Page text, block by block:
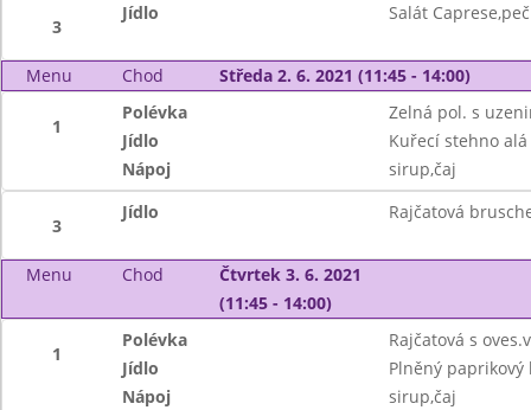
3
Jídlo Salát
Menu Chod Středa 2. 6. 2021 (11:45 - 14:00)
1
Polévka
Zelná pol. s
Jídlo
Kuřecí stehno
Nápoj
sirup,čaj
3
Jídlo Rajčatová
Menu Chod
Čtvrtek 3. 6. 2021
(11:45 - 14:00)
1
Polévka
Rajčatová s
Jídlo
Plněný
Nápoj
sirup,čaj